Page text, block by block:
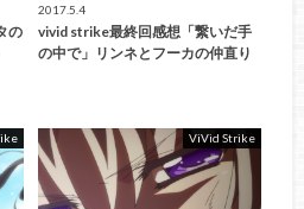
の
2017.5.4
vivid strike最終回感想「繋いだ手
の中で」リンネとフーカの仲直り
ViVid Strike